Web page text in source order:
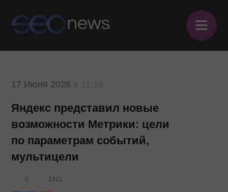
≡
17 Июня 2026
Яндекс представил новые
возможности Метрики: цели
по параметрам событий,
мультицели
0 1421